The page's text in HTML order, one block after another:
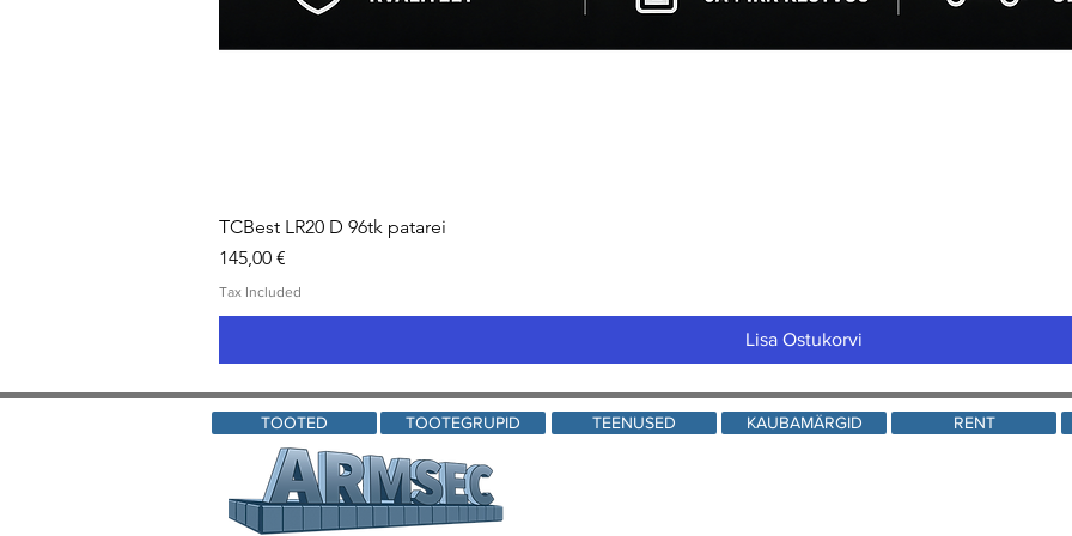
TCBest LR20 D 96tk patarei
Price
145,00 €
Tax Included
Lisa Ostukorvi
TOOTED TOOTEGRUPID TEENUSED KAUBAMÄRGID RENT